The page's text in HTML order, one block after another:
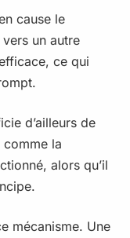
cause le
un autre
ce qui
d’ailleurs de
comme la
alors qu’il
mécanisme. Une